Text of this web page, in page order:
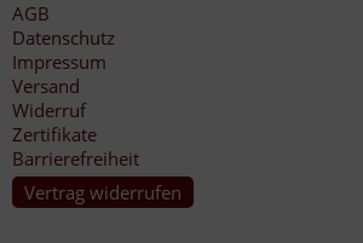
AGB
Datenschutz
Impressum
Versand
Widerruf
Zertifikate
Barrierefreiheit
Vertrag widerrufen